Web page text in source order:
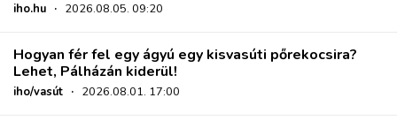
iho.hu · 2026.08.05. 09:20
Hogyan fér fel egy ágyú egy kisvasúti pőrekocsira?
Lehet, Pálházán kiderül!
iho/vasút · 2026.08.01. 17:00